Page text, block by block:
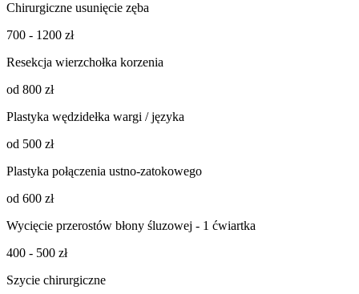
Chirurgiczne usunięcie zęba
700 - 1200 zł
Resekcja wierzchołka korzenia
od 800 zł
Plastyka wędzidełka wargi / języka
od 500 zł
Plastyka połączenia ustno-zatokowego
od 600 zł
Wycięcie przerostów błony śluzowej - 1 ćwiartka
400 - 500 zł
Szycie chirurgiczne